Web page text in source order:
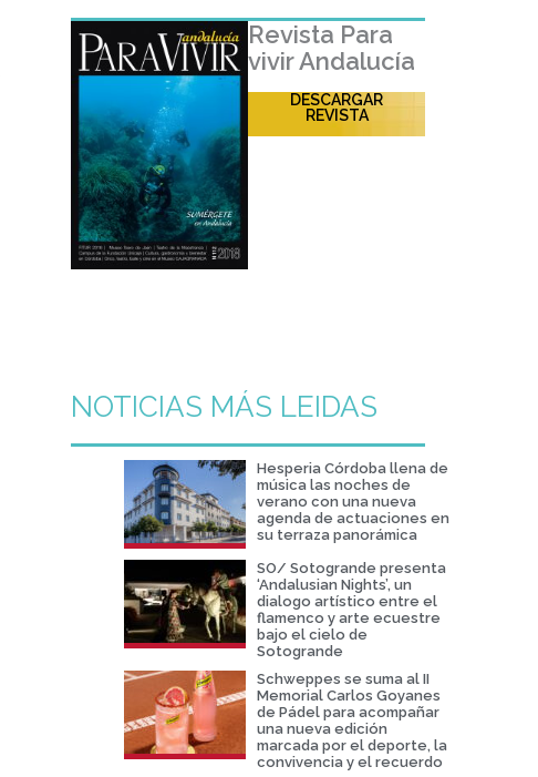
Revista Para
vivir Andalucía
DESCARGAR
REVISTA
NOTICIAS MÁS LEIDAS
Hesperia Córdoba llena de
música las noches de
verano con una nueva
agenda de actuaciones en
su terraza panorámica
SO/ Sotogrande presenta
‘Andalusian Nights’, un
dialogo artístico entre el
flamenco y arte ecuestre
bajo el cielo de
Sotogrande
Schweppes se suma al II
Memorial Carlos Goyanes
de Pádel para acompañar
una nueva edición
marcada por el deporte, la
convivencia y el recuerdo